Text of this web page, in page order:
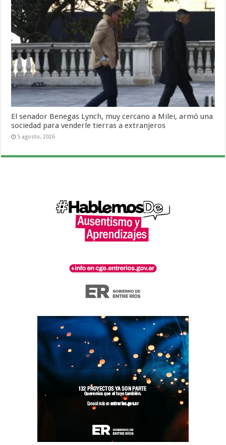
El senador Benegas Lynch, muy cercano a Milei, armó una
sociedad para venderle tierras a extranjeros
5 agosto, 2026